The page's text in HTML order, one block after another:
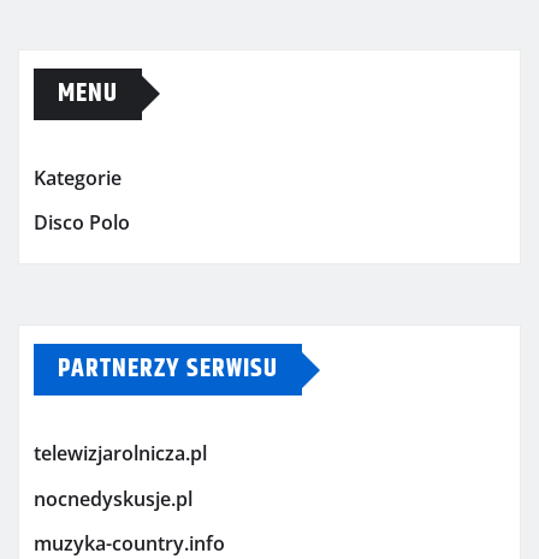
MENU
Kategorie
Disco Polo
PARTNERZY SERWISU
telewizjarolnicza.pl
nocnedyskusje.pl
muzyka-country.info